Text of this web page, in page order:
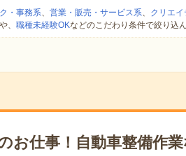
・事務系、 営業・販売・サービス系、 クリエ
、 職種未経験OKなどのこだわり条件で絞り込
お仕事！自動車整備作